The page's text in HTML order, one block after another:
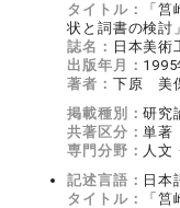
タイトル：
「
状と詞書の検討」
誌名： 日本美術
出版年月： 1995
著者： 下原 美
掲載種別：研究
共著区分：単著
専門分野： 人文
記述言語： 日本
タイトル：
「